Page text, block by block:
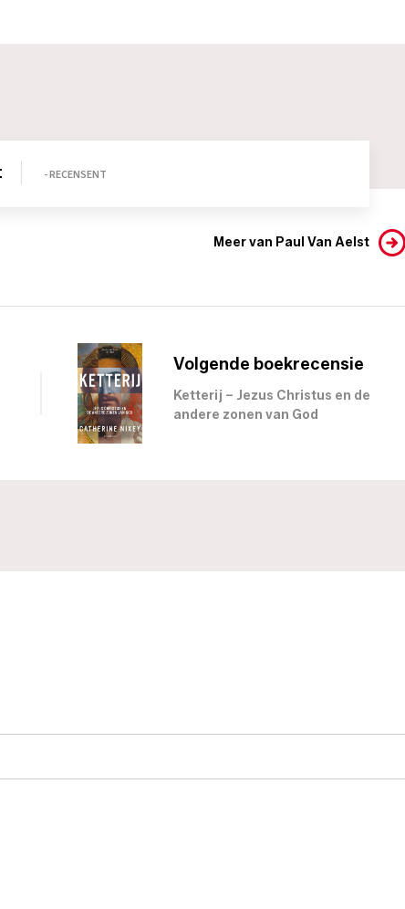
- RECENSENT
Meer van Paul Van Aelst
Volgende boekrecensie
Ketterij – Jezus Christus en de
andere zonen van God